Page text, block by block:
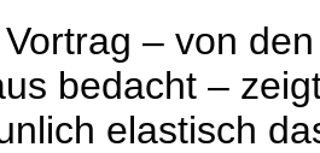
– von
bedacht –
elastisch